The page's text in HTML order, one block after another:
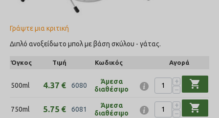
Γράψτε μια κριτική
Διπλό ανοξείδωτο μπολ με βάση σκύλου - γάτας.
Όγκος Τιμή Κωδικός Αγορά
500ml 4.37 € 6080
Άμεσα
διαθέσιμο
+
−
shopping_cart
750ml 5.75 € 6081
Άμεσα
διαθέσιμο
+
−
shopping_cart